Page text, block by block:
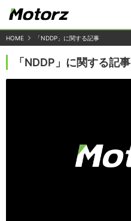
HOME 「NDDP」に関する記事
「NDDP」に関する記事